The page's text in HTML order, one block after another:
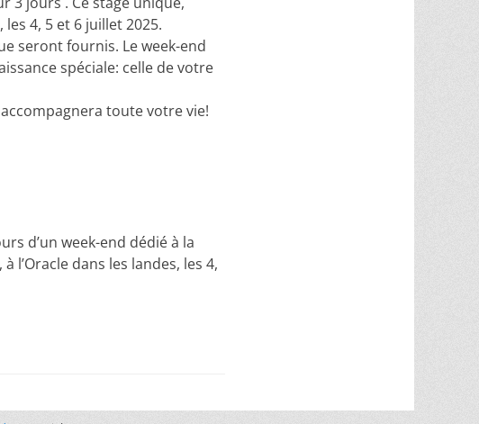
4, 5 et 6 juillet 2025.
seront fournis. Le week-end
spéciale: celle de votre
toute votre vie!
d’un week-end dédié à la
dans les landes, les 4,